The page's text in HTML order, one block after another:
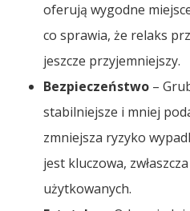
oferują wygodne
co sprawia, że relaks
jeszcze przyjemniejszy.
Bezpieczeństwo –
stabilniejsze i mniej
zmniejsza ryzyko
jest kluczowa,
użytkowanych.